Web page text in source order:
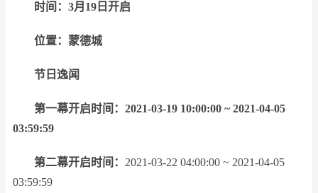
时间：3月19日开启
位置：蒙德城
节日逸闻
第一幕开启时间：2021-03-19 10:00:00 ~ 2021-04-05
03:59:59
第二幕开启时间： 2021-03-22 04:00:00 ~ 2021-04-05
03:59:59